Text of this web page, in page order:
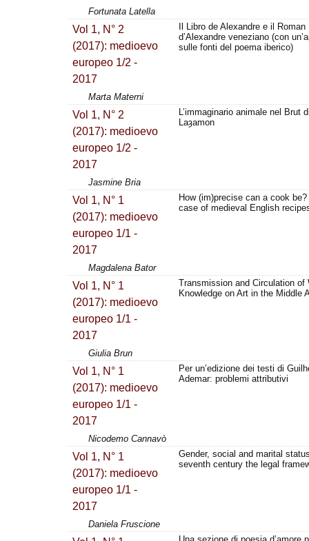
Fortunata Latella
Vol 1, N° 2
(2017): medioevo
europeo 1/2 -
2017
Il Libro de Alexandre e il Roman
d’Alexandre veneziano (con
sulle fonti del poema iberico)
Marta Materni
Vol 1, N° 2
(2017): medioevo
europeo 1/2 -
2017
L’immaginario animale nel Brut
Laȝamon
Jasmine Bria
Vol 1, N° 1
(2017): medioevo
europeo 1/1 -
2017
How (im)precise can a cook be?
case of medieval English
Magdalena Bator
Vol 1, N° 1
(2017): medioevo
europeo 1/1 -
2017
Transmission and Circulation of
Knowledge on Art in the Middle
Giulia Brun
Vol 1, N° 1
(2017): medioevo
europeo 1/1 -
2017
Per un’edizione dei testi di
Ademar: problemi attributivi
Nicodemo Cannavò
Vol 1, N° 1
(2017): medioevo
europeo 1/1 -
2017
Gender, social and marital
seventh century the legal
Daniela Fruscione